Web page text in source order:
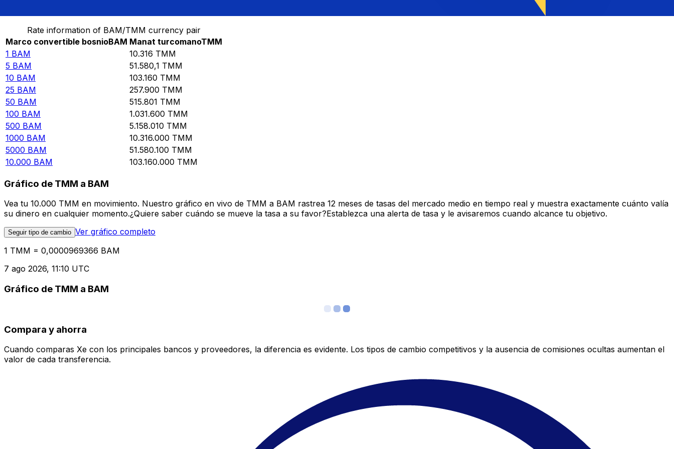
Rate information of BAM/TMM currency pair
Marco convertible bosnioBAM Manat turcomanoTMM
1 BAM 10.316 TMM
5 BAM 51.580,1 TMM
10 BAM 103.160 TMM
25 BAM 257.900 TMM
50 BAM 515.801 TMM
100 BAM 1.031.600 TMM
500 BAM 5.158.010 TMM
1000 BAM 10.316.000 TMM
5000 BAM 51.580.100 TMM
10.000 BAM 103.160.000 TMM
Gráfico de TMM a BAM
Vea tu 10.000 TMM en movimiento. Nuestro gráfico en vivo de TMM a BAM rastrea 12 meses de tasas del mercado medio en tiempo real y muestra exactamente cuánto valía
su dinero en cualquier momento.¿Quiere saber cuándo se mueve la tasa a su favor?Establezca una alerta de tasa y le avisaremos cuando alcance tu objetivo.
Seguir tipo de cambio Ver gráfico completo
1 TMM = 0,0000969366 BAM
7 ago 2026, 11:10 UTC
Gráfico de TMM a BAM
Compara y ahorra
Cuando comparas Xe con los principales bancos y proveedores, la diferencia es evidente. Los tipos de cambio competitivos y la ausencia de comisiones ocultas aumentan el
valor de cada transferencia.